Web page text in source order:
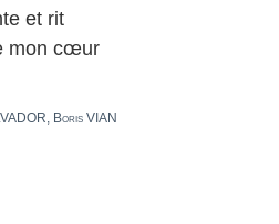
et rit
mon cœur
Boris VIAN